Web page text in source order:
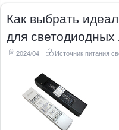
Как выбрать
для светодиодных
2024/04 Источник питания